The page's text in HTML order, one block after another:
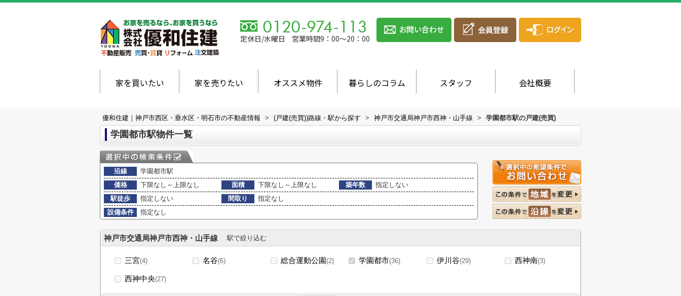
定休日/水曜日 営業時間9：00～20：00
家を買いたい 家を売りたい オススメ物件 暮らしのコラム スタッフ 会社概要
優和住建｜神戸市西区・垂水区・明石市の不動産情報 > (戸建(売買))路線・駅から探す > 神戸市交通局神戸市西神・山手線 > 学園都市駅の戸建(売買)
学園都市駅物件一覧
沿線
学園都市駅
価格
下限なし～上限なし 面積 下限なし～上限なし 築年数
指定しない
駅徒歩
指定しない 間取り
指定なし
設備条件
指定なし
神戸市交通局神戸市西神・山手線 駅で絞り込む
三宮(4) 名谷(6) 総合運動公園(2) 学園都市(36) 伊川谷(29) 西神南(3)
西神中央(27)